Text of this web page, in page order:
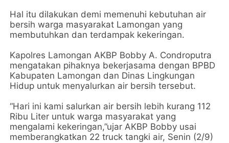
Hal itu dilakukan demi memenuhi kebutuhan air
bersih warga masyarakat Lamongan yang
membutuhkan dan terdampak kekeringan.
Kapolres Lamongan AKBP Bobby A. Condroputra
mengatakan pihaknya bekerjasama dengan BPBD
Kabupaten Lamongan dan Dinas Lingkungan
Hidup untuk menyalurkan air bersih tersebut.
“Hari ini kami salurkan air bersih lebih kurang 112
Ribu Liter untuk warga masyarakat yang
mengalami kekeringan,”ujar AKBP Bobby usai
memberangkatkan 22 truck tangki air, Senin (2/9)